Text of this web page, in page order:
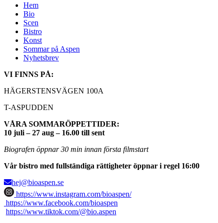
Hem
Bio
Scen
Bistro
Konst
Sommar på Aspen
Nyhetsbrev
VI FINNS PÅ:
HÄGERSTENSVÄGEN 100A
T-ASPUDDEN
VÅRA SOMMARÖPPETTIDER:
10 juli – 27 aug – 16.00 till sent
Biografen öppnar 30 min innan första filmstart
Vår bistro med fullständiga rättigheter öppnar i regel 16:00
hej@bioaspen.se
https://www.instagram.com/bioaspen/
https://www.facebook.com/bioaspen
https://www.tiktok.com/@bio.aspen